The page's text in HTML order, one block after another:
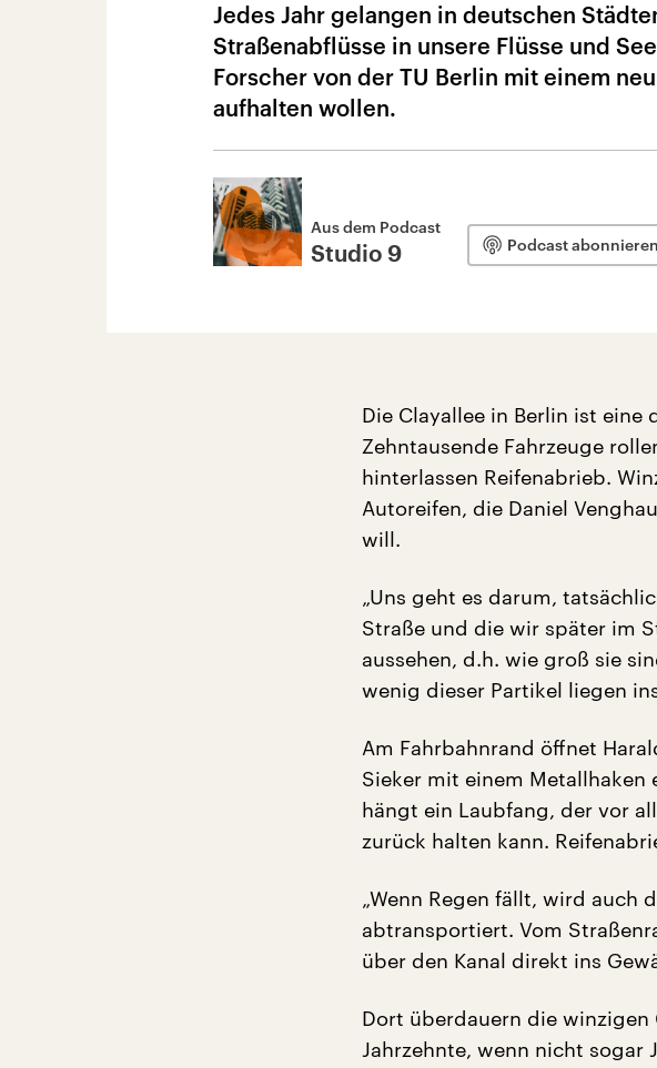
Jedes Jahr gelangen in deutschen
Straßenabflüsse in unsere Flüsse und
Forscher von der TU Berlin mit einem
aufhalten wollen.
Aus dem Podcast
Studio 9 Podcast abonnieren
Die Clayallee in Berlin ist
Zehntausende Fahrzeuge
hinterlassen Reifenabrieb.
Autoreifen, die Daniel
will.
„Uns geht es darum,
Straße und die wir später im
aussehen, d.h. wie groß sie
wenig dieser Partikel liegen
Am Fahrbahnrand öffnet
Sieker mit einem Metallhaken
hängt ein Laubfang, der vor
zurück halten kann.
„Wenn Regen fällt, wird auch
abtransportiert. Vom
über den Kanal direkt ins
Dort überdauern die
Jahrzehnte, wenn nicht sogar